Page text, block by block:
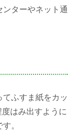
ターやネット通
ふすま紙をカッ
はみ出すように
。